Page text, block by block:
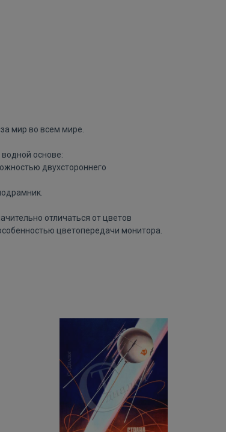
мир во всем мире.
основе:
двухстороннего
отличаться от цветов
цветопередачи монитора.